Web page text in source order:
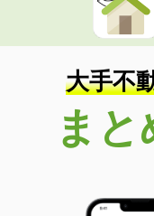
価 格
住 所
専有面
間取り
三重県津市広明町
価 格
間取り
大手不
まと